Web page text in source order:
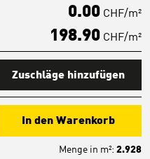
0.00 CHF/m²
198.90 CHF/m²
Zuschläge hinzufügen
In den Warenkorb
Menge in m²: 2.928